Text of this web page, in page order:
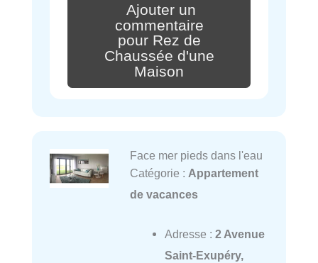
Ajouter un
commentaire
pour Rez de
Chaussée d'une
Maison
Face mer pieds dans l'eau
Catégorie : Appartement
de vacances
Adresse : 2 Avenue
Saint-Exupéry,